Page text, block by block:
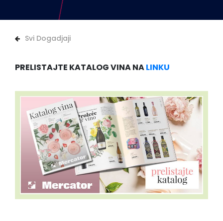
Svi Dogadjaji
PRELISTAJTE KATALOG VINA NALINKU